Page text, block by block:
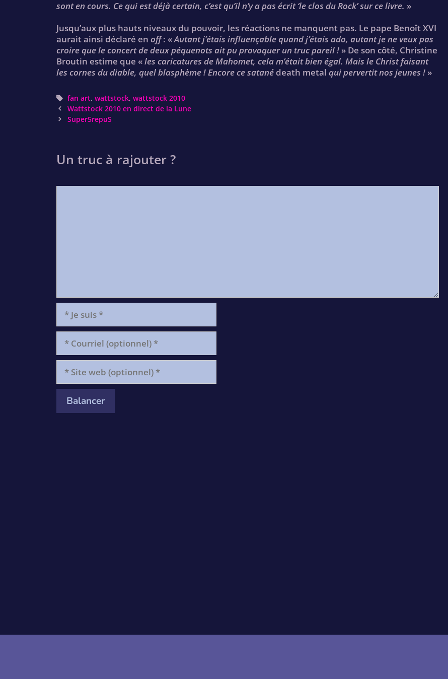
sont en cours. Ce qui est déjà certain, c’est qu’il n’y a pas écrit ‘le clos du Rock’ sur ce livre. »
Jusqu’aux plus hauts niveaux du pouvoir, les réactions ne manquent pas. Le pape Benoît XVI
aurait ainsi déclaré en off: «Autant j’étais influençable quand j’étais ado, autant je ne veux pas
croire que le concert de deux péquenots ait pu provoquer un truc pareil ! » De son côté, Christine
Broutin estime que «les caricatures de Mahomet, cela m’était bien égal. Mais le Christ faisant
les cornes du diable, quel blasphème ! Encore ce satané death metal qui pervertit nos jeunes ! »
Tags
fan art, wattstock, wattstock 2010
Post
navigation
Wattstock 2010 en direct de la Lune
Super5repuS
Un truc à rajouter ?
suis
Courriel
(optionnel)
Site
web
(optionnel)